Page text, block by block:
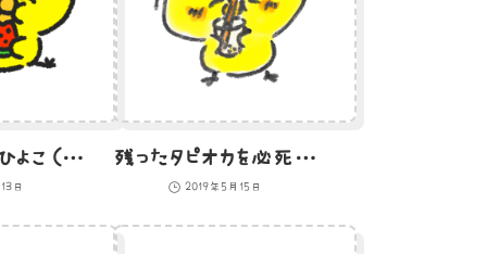
スイカを食べるひよこ（GIFアニメ）
日
残ったタピオカを必死にすすろうとするひよこのイラスト
2019年5月15日